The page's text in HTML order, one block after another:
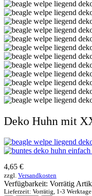
Deko Huhn mit
4,65 €
zzgl. Versandkosten
Verfügbarkeit: Vorrätig
Lieferzeit: Vorrätig, 1-3 Werktage